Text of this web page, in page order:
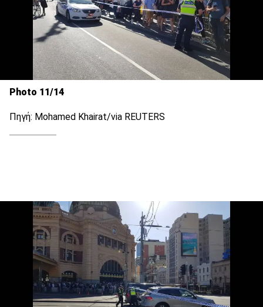
Photo 11/14
Πηγή: Mohamed Khairat/via REUTERS